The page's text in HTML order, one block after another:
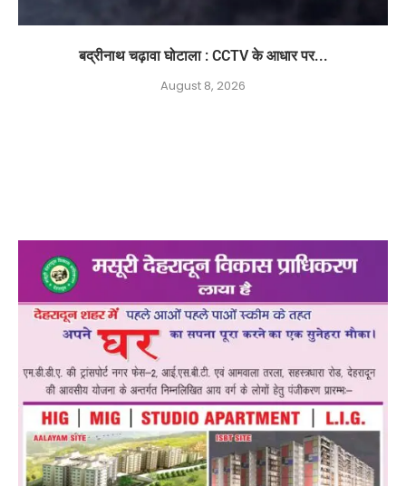
बद्रीनाथ चढ़ावा घोटाला : CCTV के आधार पर...
August 8, 2026